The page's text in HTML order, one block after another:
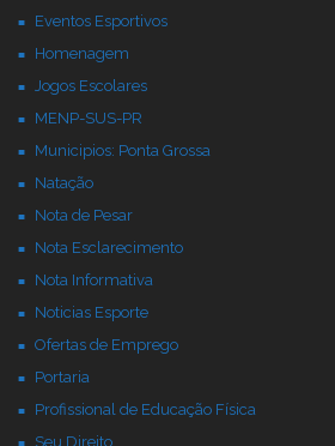
Eventos Esportivos
Homenagem
Jogos Escolares
MENP-SUS-PR
Municipios: Ponta Grossa
Natação
Nota de Pesar
Nota Esclarecimento
Nota Informativa
Noticias Esporte
Ofertas de Emprego
Portaria
Profissional de Educação Física
Seu Direito